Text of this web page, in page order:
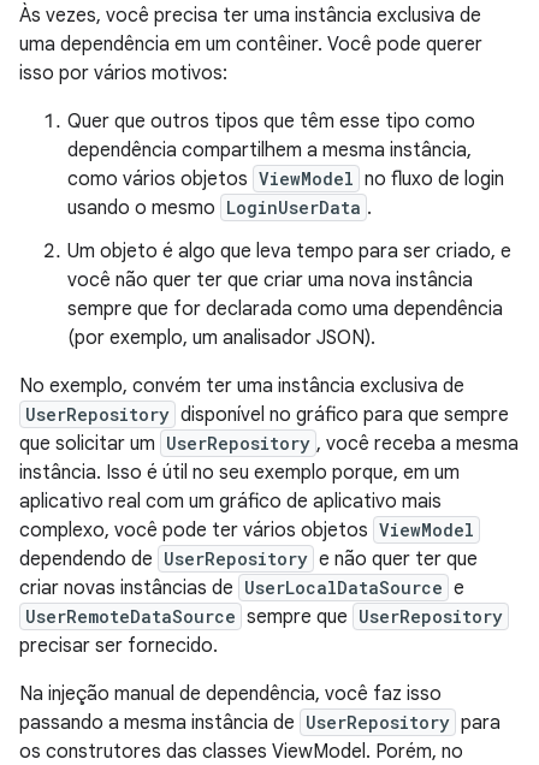
Às vezes, você precisa ter uma instância exclusiva de
uma dependência em um contêiner. Você pode querer
isso por vários motivos:
Quer que outros tipos que têm esse tipo como
dependência compartilhem a mesma instância,
como vários objetos ViewModel no fluxo de login
usando o mesmo LoginUserData .
Um objeto é algo que leva tempo para ser criado, e
você não quer ter que criar uma nova instância
sempre que for declarada como uma dependência
(por exemplo, um analisador JSON).
No exemplo, convém ter uma instância exclusiva de
UserRepository disponível no gráfico para que sempre
que solicitar um UserRepository , você receba a mesma
instância. Isso é útil no seu exemplo porque, em um
aplicativo real com um gráfico de aplicativo mais
complexo, você pode ter vários objetos ViewModel
dependendo de UserRepository e não quer ter que
criar novas instâncias de UserLocalDataSource e
UserRemoteDataSource sempre que UserRepository
precisar ser fornecido.
Na injeção manual de dependência, você faz isso
passando a mesma instância de UserRepository para
os construtores das classes ViewModel. Porém, no